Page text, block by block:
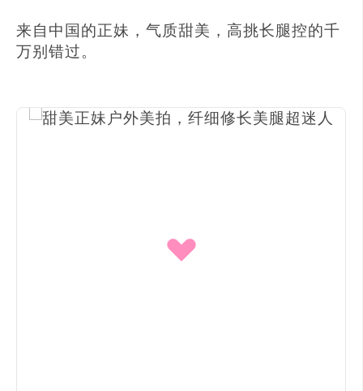
来自中国的正妹，气质甜美，高挑长腿控的千
万别错过。